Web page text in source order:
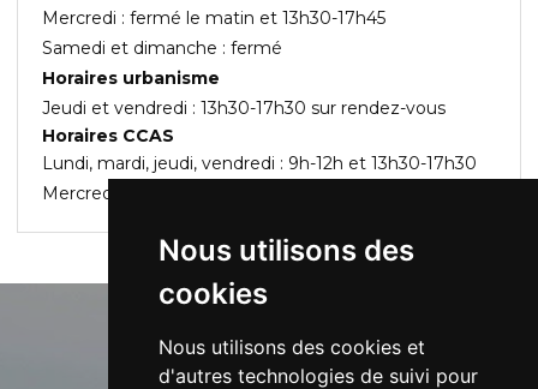
Nous utilisons des
cookies
Nous utilisons des cookies et
d'autres technologies de suivi pour
Mercredi : fermé le matin et 13h30-17h45
Samedi et dimanche : fermé
Horaires urbanisme
Jeudi et vendredi : 13h30-17h30 sur rendez-vous
Horaires CCAS
Lundi, mardi, jeudi, vendredi : 9h-12h et 13h30-17h30
Mercredi : fermé le matin et 13h30-17h30